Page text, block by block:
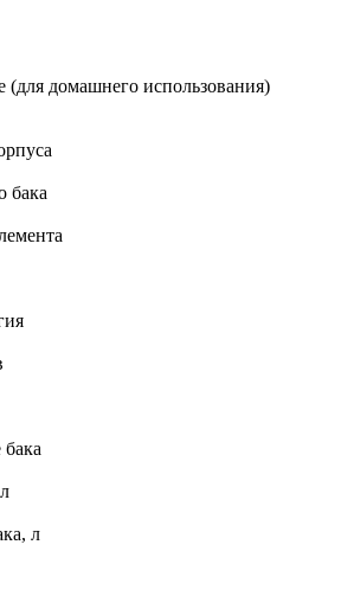
(для домашнего использования)
бака
л